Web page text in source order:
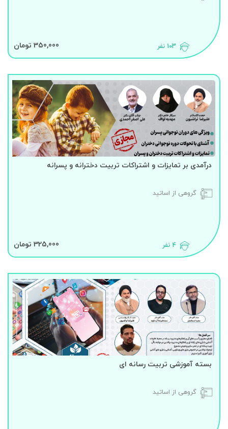
350,000 تومان 103 نفر
درآمدی بر تمایزات و اشتراکات تربیت دخترانه و پسرانه
گروهی از اساتید
325,000 تومان 4 نفر
بسته آموزشی تربیت رسانه ای
گروهی از اساتید